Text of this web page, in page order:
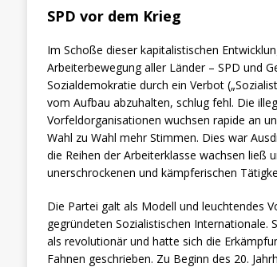
SPD vor dem Krieg
Im Schoße dieser kapitalistischen
Arbeiterbewegung aller Länder – SPD und
Sozialdemokratie durch ein Verbot
vom Aufbau abzuhalten, schlug fehl. Die
Vorfeldorganisationen wuchsen rapide an
Wahl zu Wahl mehr Stimmen. Dies war
die Reihen der Arbeiterklasse wachsen ließ
unerschrockenen und kämpferischen
Die Partei galt als Modell und leuchtendes
gegründeten Sozialistischen Internationale.
als revolutionär und hatte sich die
Fahnen geschrieben. Zu Beginn des 20.